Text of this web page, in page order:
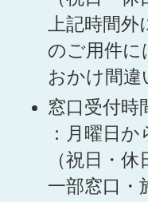
上記時間外
のご用件に
おかけ間
窓口受付時
：月曜日
（祝日・
一部窓口・